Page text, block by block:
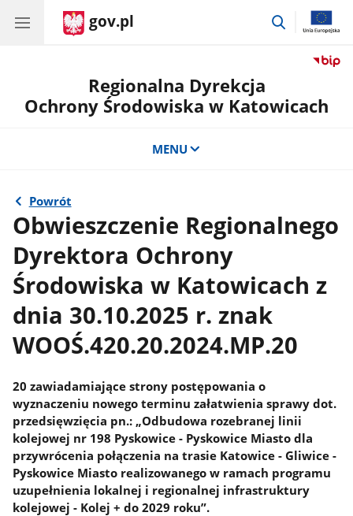
gov.pl
przejdź
Regionalna Dyrekcja
Ochrony Środowiska w Katowicach
MENU
Powrót
Obwieszczenie Regionalnego
Dyrektora Ochrony
Środowiska w Katowicach z
dnia 30.10.2025 r. znak
WOOŚ.420.20.2024.MP.20
20 zawiadamiające strony postępowania o
wyznaczeniu nowego terminu załatwienia sprawy dot.
przedsięwzięcia pn.: „Odbudowa rozebranej linii
kolejowej nr 198 Pyskowice - Pyskowice Miasto dla
przywrócenia połączenia na trasie Katowice - Gliwice -
Pyskowice Miasto realizowanego w ramach programu
uzupełnienia lokalnej i regionalnej infrastruktury
kolejowej - Kolej + do 2029 roku”.